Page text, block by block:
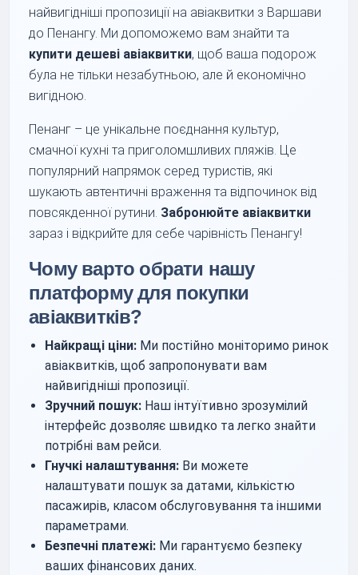
найвигідніші пропозиції на авіаквитки з Варшави
до Пенангу. Ми допоможемо вам знайти та
купити дешеві авіаквитки, щоб ваша подорож
була не тільки незабутньою, але й економічно
вигідною.
Пенанг – це унікальне поєднання культур,
смачної кухні та приголомшливих пляжів. Це
популярний напрямок серед туристів, які
шукають автентичні враження та відпочинок від
повсякденної рутини. Забронюйте авіаквитки
зараз і відкрийте для себе чарівність Пенангу!
Чому варто обрати нашу
платформу для покупки
авіаквитків?
Найкращі ціни: Ми постійно моніторимо ринок
авіаквитків, щоб запропонувати вам
найвигідніші пропозиції.
Зручний пошук: Наш інтуїтивно зрозумілий
інтерфейс дозволяє швидко та легко знайти
потрібні вам рейси.
Гнучкі налаштування: Ви можете
налаштувати пошук за датами, кількістю
пасажирів, класом обслуговування та іншими
параметрами.
Безпечні платежі: Ми гарантуємо безпеку
ваших фінансових даних.